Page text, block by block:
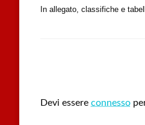
In allegato, classifiche e
Devi essere connesso